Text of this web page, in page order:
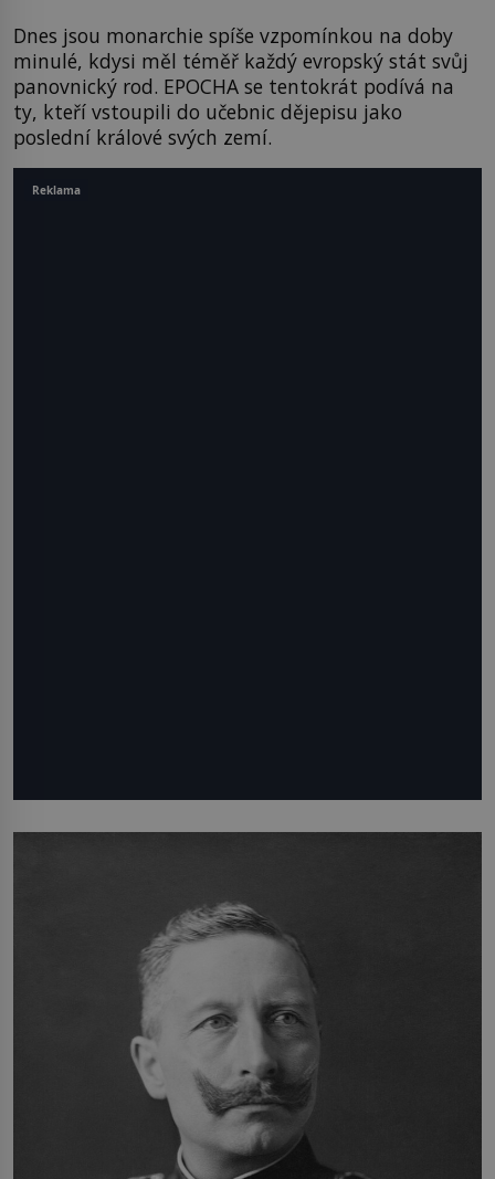
Dnes jsou monarchie spíše vzpomínkou na doby
minulé, kdysi měl téměř každý evropský stát svůj
panovnický rod. EPOCHA se tentokrát podívá na
ty, kteří vstoupili do učebnic dějepisu jako
poslední králové svých zemí.
Reklama